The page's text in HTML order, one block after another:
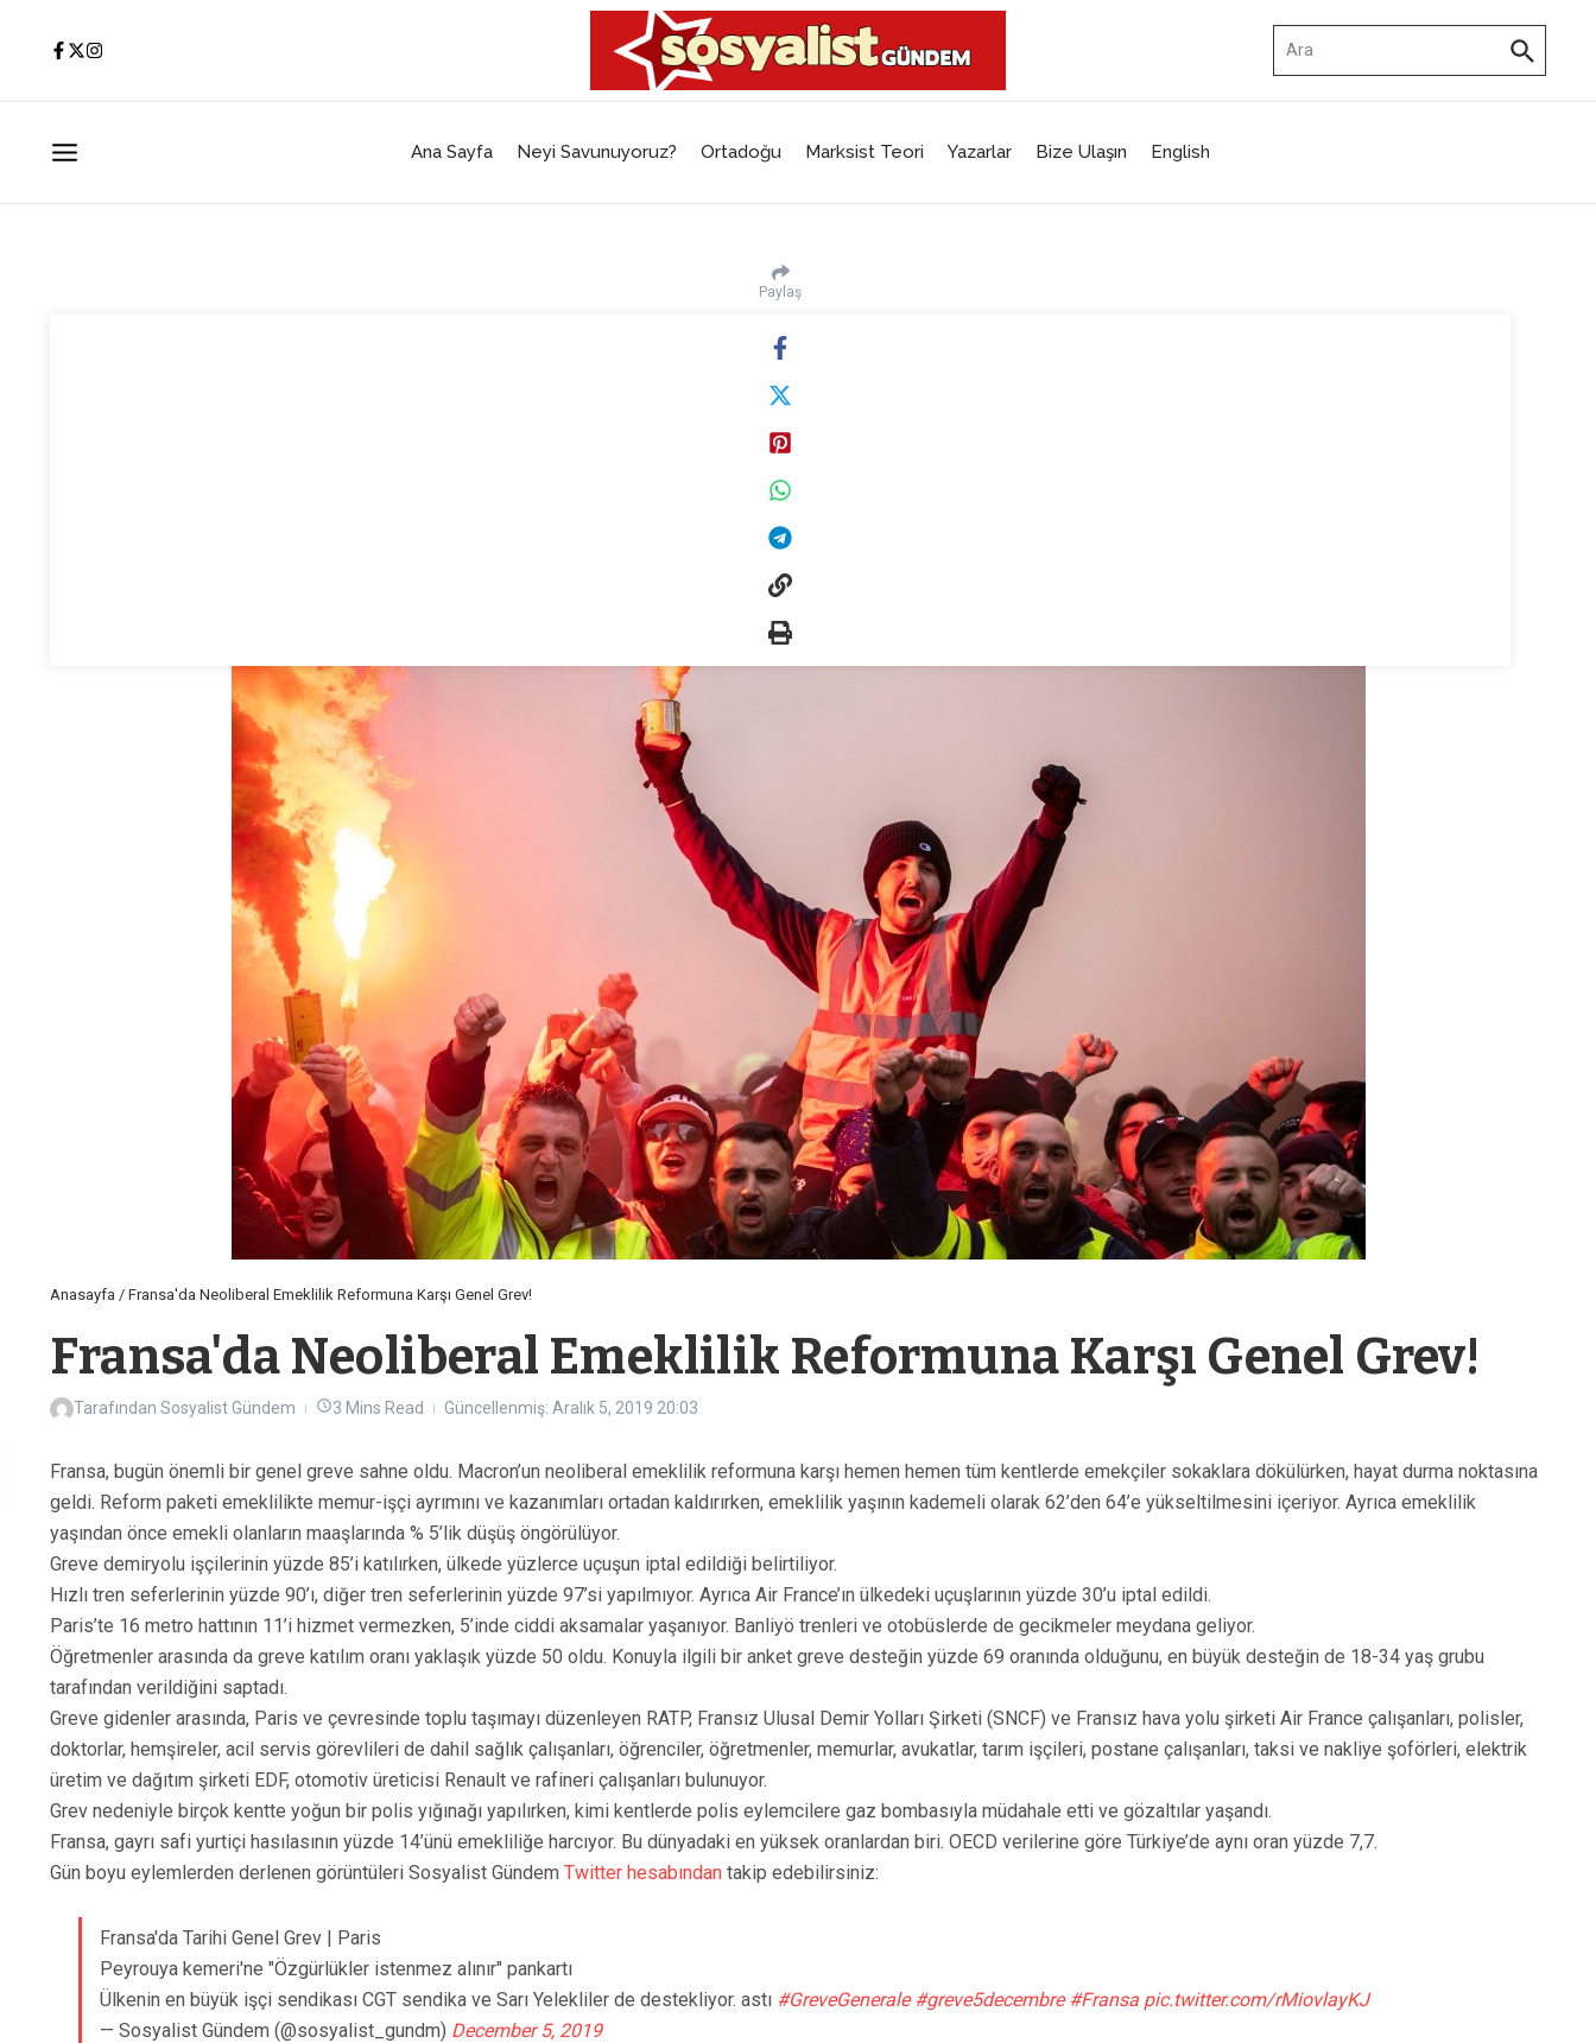
Ana Sayfa Neyi Savunuyoruz? Ortadoğu Marksist Teori Yazarlar Bize Ulaşın English
Paylaş
Anasayfa / Fransa'da Neoliberal Emeklilik Reformuna Karşı Genel Grev!
Fransa'da Neoliberal Emeklilik Reformuna Karşı Genel Grev!
Tarafından Sosyalist Gündem 3 Mins Read Güncellenmiş: Aralık 5, 2019 20:03
Fransa, bugün önemli bir genel greve sahne oldu. Macron’un neoliberal emeklilik reformuna karşı hemen hemen tüm kentlerde emekçiler sokaklara dökülürken, hayat durma noktasına
geldi. Reform paketi emeklilikte memur-işçi ayrımını ve kazanımları ortadan kaldırırken, emeklilik yaşının kademeli olarak 62’den 64’e yükseltilmesini içeriyor. Ayrıca emeklilik
yaşından önce emekli olanların maaşlarında % 5’lik düşüş öngörülüyor.
Greve demiryolu işçilerinin yüzde 85’i katılırken, ülkede yüzlerce uçuşun iptal edildiği belirtiliyor.
Hızlı tren seferlerinin yüzde 90’ı, diğer tren seferlerinin yüzde 97’si yapılmıyor. Ayrıca Air France’ın ülkedeki uçuşlarının yüzde 30’u iptal edildi.
Paris’te 16 metro hattının 11’i hizmet vermezken, 5’inde ciddi aksamalar yaşanıyor. Banliyö trenleri ve otobüslerde de gecikmeler meydana geliyor.
Öğretmenler arasında da greve katılım oranı yaklaşık yüzde 50 oldu. Konuyla ilgili bir anket greve desteğin yüzde 69 oranında olduğunu, en büyük desteğin de 18-34 yaş grubu
tarafından verildiğini saptadı.
Greve gidenler arasında, Paris ve çevresinde toplu taşımayı düzenleyen RATP, Fransız Ulusal Demir Yolları Şirketi (SNCF) ve Fransız hava yolu şirketi Air France çalışanları, polisler,
doktorlar, hemşireler, acil servis görevlileri de dahil sağlık çalışanları, öğrenciler, öğretmenler, memurlar, avukatlar, tarım işçileri, postane çalışanları, taksi ve nakliye şoförleri, elektrik
üretim ve dağıtım şirketi EDF, otomotiv üreticisi Renault ve rafineri çalışanları bulunuyor.
Grev nedeniyle birçok kentte yoğun bir polis yığınağı yapılırken, kimi kentlerde polis eylemcilere gaz bombasıyla müdahale etti ve gözaltılar yaşandı.
Fransa, gayrı safi yurtiçi hasılasının yüzde 14’ünü emekliliğe harcıyor. Bu dünyadaki en yüksek oranlardan biri. OECD verilerine göre Türkiye’de aynı oran yüzde 7,7.
Gün boyu eylemlerden derlenen görüntüleri Sosyalist Gündem Twitter hesabından takip edebilirsiniz:
Fransa'da Tarihi Genel Grev | Paris
Peyrouya kemeri'ne "Özgürlükler istenmez alınır" pankartı
Ülkenin en büyük işçi sendikası CGT sendika ve Sarı Yelekliler de destekliyor. astı #GreveGenerale #greve5decembre #Fransa pic.twitter.com/rMiovlayKJ
— Sosyalist Gündem (@sosyalist_gundm) December 5, 2019